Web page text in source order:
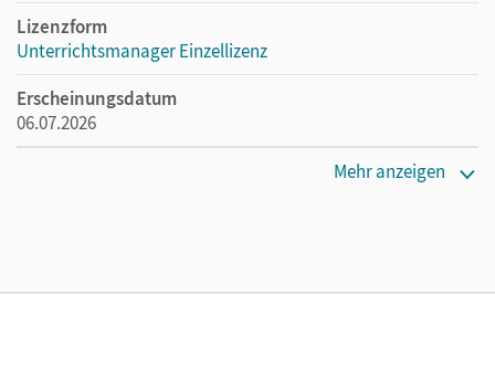
Lizenzform
Unterrichtsmanager Einzellizenz
Erscheinungsdatum
06.07.2026
Cornelsen Verlag
Mehr anzeigen